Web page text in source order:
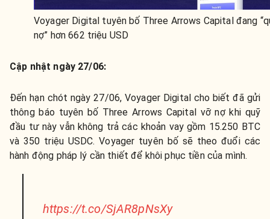
Voyager Digital tuyên bố Three Arrows Capital đang
nợ” hơn 662 triệu USD
Cập nhật ngày 27/06:
Đến hạn chót ngày 27/06, Voyager Digital cho biết đã gửi
thông báo tuyên bố Three Arrows Capital vỡ nợ khi quỹ
đầu tư này vẫn không trả các khoản vay gồm 15.250 BTC
và 350 triệu USDC. Voyager tuyên bố sẽ theo đuổi các
hành động pháp lý cần thiết để khôi phục tiền của mình.
https://t.co/SjAR8pNsXy